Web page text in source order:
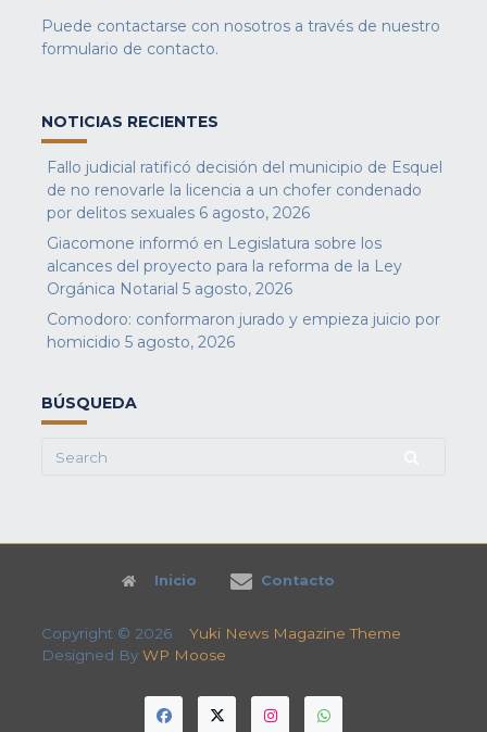
Puede contactarse con nosotros a través de nuestro
formulario de contacto.
NOTICIAS RECIENTES
Fallo judicial ratificó decisión del municipio de Esquel
de no renovarle la licencia a un chofer condenado
por delitos sexuales 6 agosto, 2026
Giacomone informó en Legislatura sobre los
alcances del proyecto para la reforma de la Ley
Orgánica Notarial 5 agosto, 2026
Comodoro: conformaron jurado y empieza juicio por
homicidio 5 agosto, 2026
BÚSQUEDA
Search
Inicio Contacto
Copyright © 2026 Yuki News Magazine Theme
Designed By WP Moose